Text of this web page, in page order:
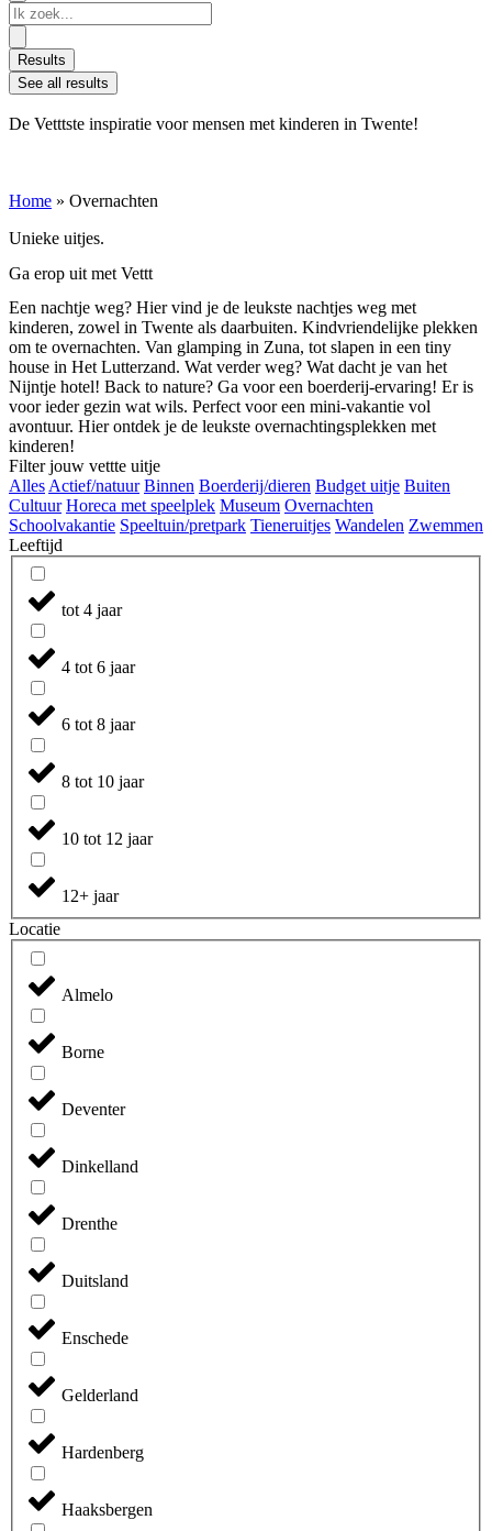
Search
...
Results
See all results
De Vetttste inspiratie voor mensen met kinderen in Twente!
Home » Overnachten
Unieke uitjes.
Ga erop uit met Vettt
Een nachtje weg? Hier vind je de leukste nachtjes weg met
kinderen, zowel in Twente als daarbuiten. Kindvriendelijke plekken
om te overnachten. Van glamping in Zuna, tot slapen in een tiny
house in Het Lutterzand. Wat verder weg? Wat dacht je van het
Nijntje hotel! Back to nature? Ga voor een boerderij-ervaring! Er is
voor ieder gezin wat wils. Perfect voor een mini-vakantie vol
avontuur. Hier ontdek je de leukste overnachtingsplekken met
kinderen!
Filter jouw vettte uitje
Alles Actief/natuur Binnen Boerderij/dieren Budget uitje Buiten
Cultuur Horeca met speelplek Museum Overnachten
Schoolvakantie Speeltuin/pretpark Tieneruitjes Wandelen Zwemmen
Leeftijd
tot 4 jaar
4 tot 6 jaar
6 tot 8 jaar
8 tot 10 jaar
10 tot 12 jaar
12+ jaar
Locatie
Almelo
Borne
Deventer
Dinkelland
Drenthe
Duitsland
Enschede
Gelderland
Hardenberg
Haaksbergen